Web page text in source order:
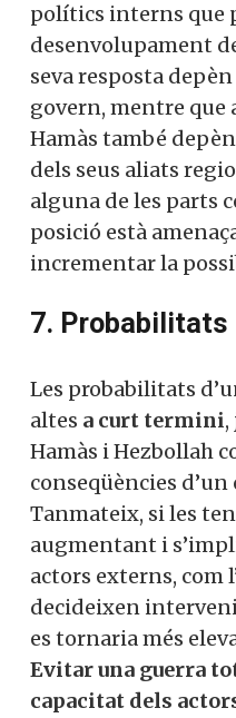
polítics interns que
desenvolupament
seva resposta
govern, mentre que
Hamàs també
dels seus aliats
alguna de les parts
posició està
incrementar la
7.
Les probabilitats
altes a curt termini
Hamàs i Hezbollah
conseqüències
Tanmateix, si les
augmentant i
actors externs, com
decideixen
es tornaria més
Evitar una guerra
capacitat dels